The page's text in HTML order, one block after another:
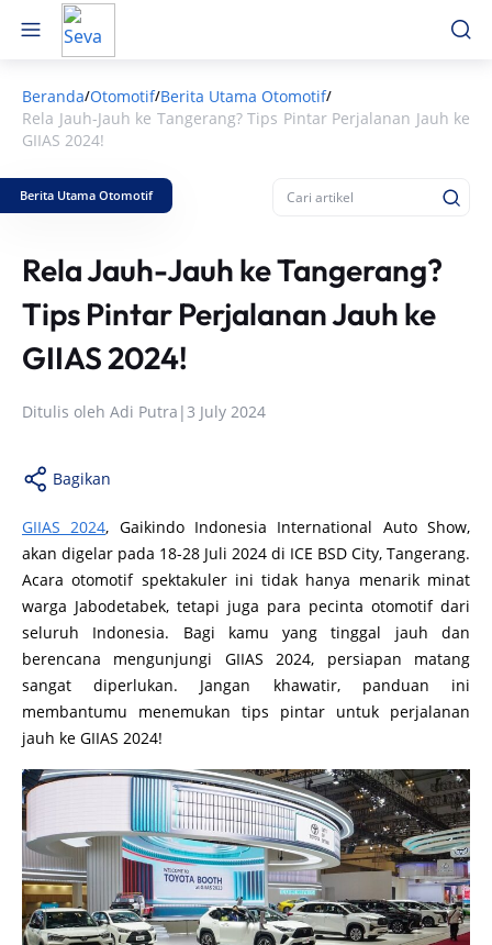
Beranda/Otomotif/Berita Utama Otomotif/
Rela Jauh-Jauh ke Tangerang? Tips Pintar Perjalanan Jauh ke
GIIAS 2024!
Berita Utama Otomotif
Rela Jauh-Jauh ke Tangerang?
Tips Pintar Perjalanan Jauh ke
GIIAS 2024!
Ditulis oleh Adi Putra |3 July 2024
Bagikan
GIIAS 2024, Gaikindo Indonesia International Auto Show,
akan digelar pada 18-28 Juli 2024 di ICE BSD City, Tangerang.
Acara otomotif spektakuler ini tidak hanya menarik minat
warga Jabodetabek, tetapi juga para pecinta otomotif dari
seluruh Indonesia. Bagi kamu yang tinggal jauh dan
berencana mengunjungi GIIAS 2024, persiapan matang
sangat diperlukan. Jangan khawatir, panduan ini
membantumu menemukan tips pintar untuk perjalanan
jauh ke GIIAS 2024!